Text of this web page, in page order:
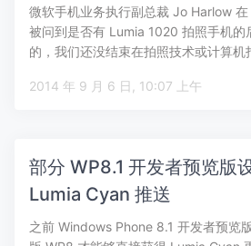
微软手机业务执行副总裁 Jo Harlow 在
被问到是否有 Lumia 1020 拍照手机的
的，我们还没结束在拍照技术或计算机
2014 年 9 月 6 日, 10:07 上午
部分 WP8.1 开发者预览版
Lumia Cyan 推送
之前 Windows Phone 8.1 开发者预览